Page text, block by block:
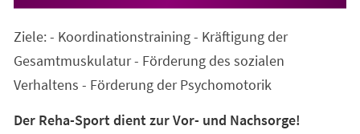
in
neuen
Ziele: - Koordinationstraining - Kräftigung der
Gesamtmuskulatur - Förderung des sozialen
Verhaltens - Förderung der Psychomotorik
Der Reha-Sport dient zur Vor- und Nachsorge!